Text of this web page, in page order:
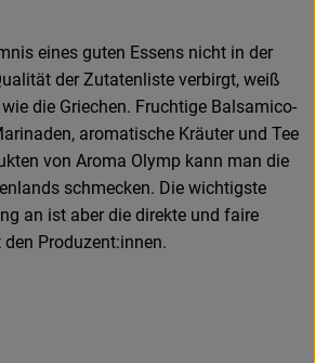
eines guten Essens nicht in der
der Zutatenliste verbirgt, weiß
die Griechen. Fruchtige Balsamico-
aromatische Kräuter und Tee
von Aroma Olymp kann man die
schmecken. Die wichtigste
an ist aber die direkte und faire
Produzent:innen.